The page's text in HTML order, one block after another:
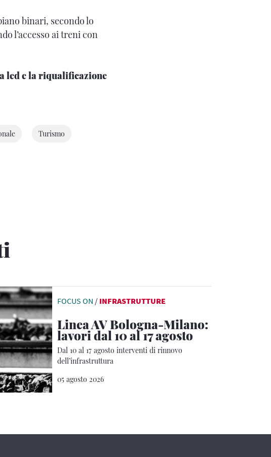
binari, secondo lo
l’accesso ai treni con
led e la riqualificazione
Turismo
FOCUS ON / INFRASTRUTTURE
Linea AV Bologna-Milano:
lavori dal 10 al 17 agosto
Dal 10 al 17 agosto interventi di rinnovo
dell’infrastruttura
05 agosto 2026